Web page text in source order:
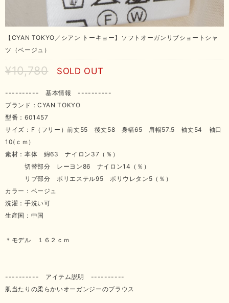
【CYAN TOKYO／シアン トーキョー】ソフトオーガンリブショートシャ
ツ（ベージュ）
¥10,780 SOLD OUT
---------- 基本情報 ----------
ブランド：CYAN TOKYO
型番：601457
サイズ：F（フリー）前丈55 後丈58 身幅65 肩幅57.5 袖丈54 袖口
10(ｃｍ）
素材：本体 綿63 ナイロン37（％）
切替部分 レーヨン86 ナイロン14（％）
リブ部分 ポリエステル95 ポリウレタン5（％）
カラー：ベージュ
洗濯：手洗い可
生産国：中国
＊モデル １６２ｃｍ
---------- アイテム説明 ----------
肌当たりの柔らかいオーガンジーのブラウス